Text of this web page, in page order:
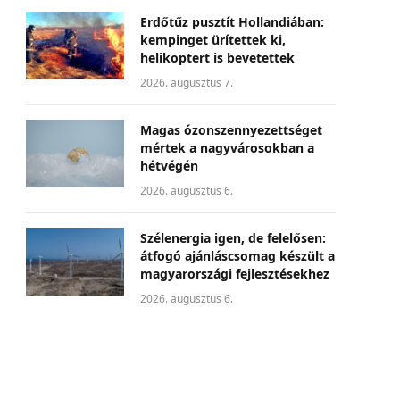
Erdőtűz pusztít Hollandiában:
kempinget ürítettek ki,
helikoptert is bevetettek
2026. augusztus 7.
Magas ózonszennyezettséget
mértek a nagyvárosokban a
hétvégén
2026. augusztus 6.
Szélenergia igen, de felelősen:
átfogó ajánláscsomag készült a
magyarországi fejlesztésekhez
2026. augusztus 6.